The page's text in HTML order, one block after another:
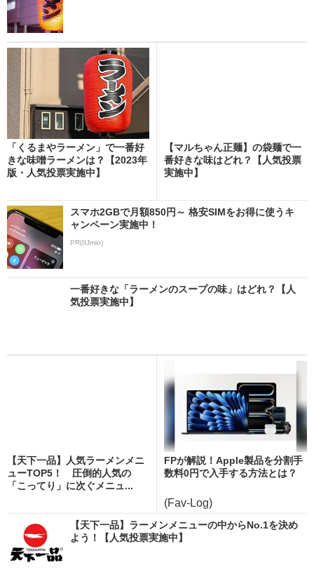
「くるまやラーメン」で一番好
きな味噌ラーメンは？【2023年
版・人気投票実施中】
【マルちゃん正麺】の袋麺で一
番好きな味はどれ？【人気投票
実施中】
スマホ2GBで月額850円～ 格安SIMをお得に使うキ
ャンペーン実施中！
PR(IIJmio)
一番好きな「ラーメンのスープの味」はどれ？【人
気投票実施中】
【天下一品】人気ラーメンメニ
ューTOP5！ 圧倒的人気の
「こってり」に次ぐメニュ...
FPが解説！Apple製品を分割手
数料0円で入手する方法とは？
(Fav-Log)
【天下一品】ラーメンメニューの中からNo.1を決め
よう！【人気投票実施中】